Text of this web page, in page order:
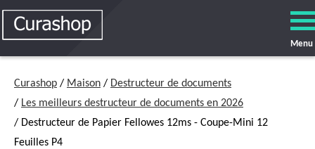
Menu
Curashop / Maison / Destructeur de documents
/ Les meilleurs destructeur de documents en 2026
/ Destructeur de Papier Fellowes 12ms - Coupe-Mini 12
Feuilles P4